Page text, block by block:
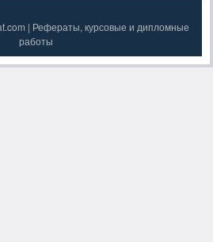
| Рефераты, курсовые и дипломные
работы